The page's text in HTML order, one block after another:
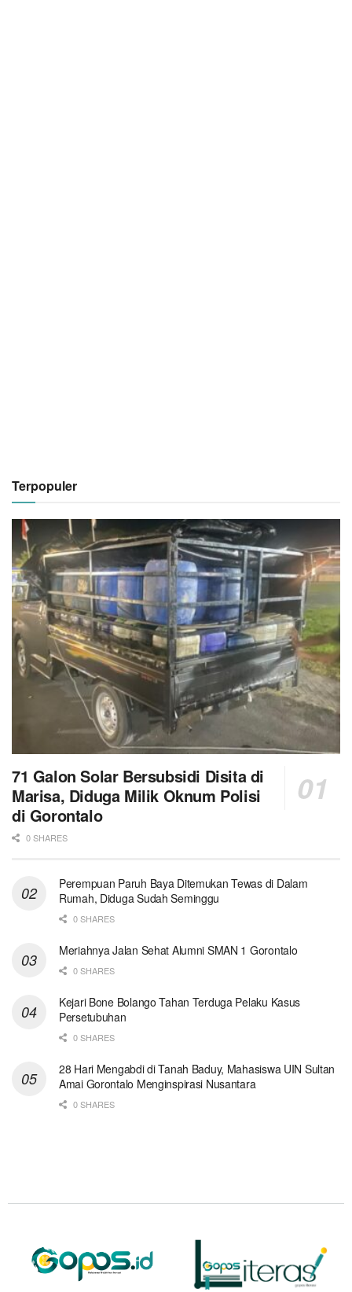
Terpopuler
71 Galon Solar Bersubsidi Disita di
Marisa, Diduga Milik Oknum Polisi
di Gorontalo
0 SHARES
Perempuan Paruh Baya Ditemukan Tewas di Dalam
Rumah, Diduga Sudah Seminggu
0 SHARES
Meriahnya Jalan Sehat Alumni SMAN 1 Gorontalo
0 SHARES
Kejari Bone Bolango Tahan Terduga Pelaku Kasus
Persetubuhan
0 SHARES
28 Hari Mengabdi di Tanah Baduy, Mahasiswa UIN Sultan
Amai Gorontalo Menginspirasi Nusantara
0 SHARES